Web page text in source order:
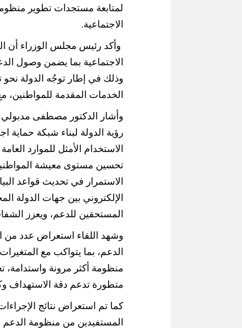
لمتابعة مستجدات تطوير
الاجتماعية.
وأكد رئيس مجلس الوزراء أن
الاجتماعية بما يضمن وصول
وذلك في إطار توجُه الدولة نحو
الخدمات المقدمة للمواطنين،
وأشار الدكتور مصطفى
رؤية الدولة لبناء شبكة حماية
الاستخدام الأمثل للموارد
تحسين مستوى معيشة المواطنين
الاستمرار في تحديث قواعد
الإلكتروني بين جهات الدولة
المستحقين للدعم، ويعزز
وشهد اللقاء استعراض عدد من
الدعم، بما يتواكب مع
منظومة أكثر مرونة واستدامة،
متطورة تدعم دقة الاستهداف
كما تم استعراض نتائج
المستفيدين من منظومة الدعم
محافظ القاهرة
(صور)